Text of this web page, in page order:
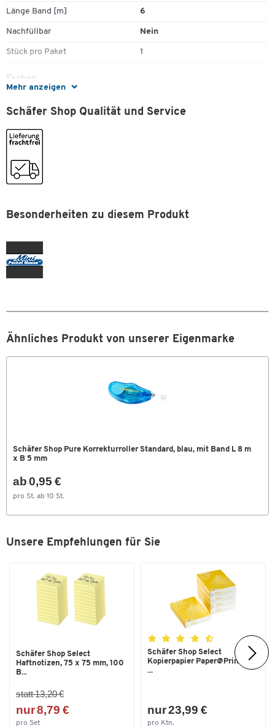
Mehr anzeigen
Länge Band [m] 6
Nachfüllbar Nein
Stück pro Paket 1
Farben
Schäfer Shop Qualität und Service
Besonderheiten zu diesem Produkt
Ähnliches Produkt von unserer Eigenmarke
Schäfer Shop Pure Korrekturroller Standard, blau, mit Band L 8 m
x B 5 mm
ab 0,95 €
pro St. ab 10 St.
Unsere Empfehlungen für Sie
Schäfer Shop Select
Haftnotizen, 75 x 75 mm, 100
B...
statt 13,20 €
nur 8,79 €
pro Set
Schäfer Shop Select
Kopierpapier Paper@Print, DIN
...
nur 23,99 €
pro Ktn.